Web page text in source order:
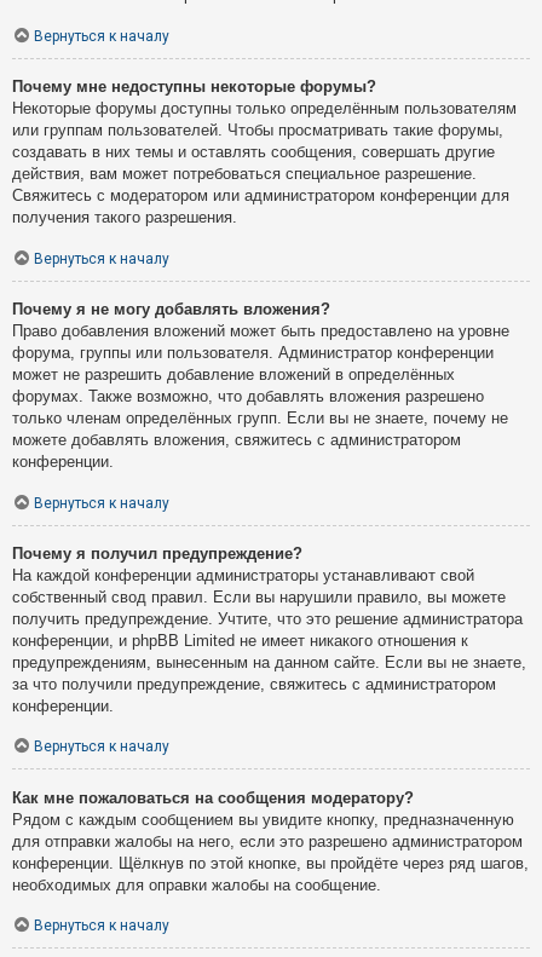
Вернуться к началу
Почему мне недоступны некоторые форумы?
Некоторые форумы доступны только определённым пользователям
или группам пользователей. Чтобы просматривать такие форумы,
создавать в них темы и оставлять сообщения, совершать другие
действия, вам может потребоваться специальное разрешение.
Свяжитесь с модератором или администратором конференции для
получения такого разрешения.
Вернуться к началу
Почему я не могу добавлять вложения?
Право добавления вложений может быть предоставлено на уровне
форума, группы или пользователя. Администратор конференции
может не разрешить добавление вложений в определённых
форумах. Также возможно, что добавлять вложения разрешено
только членам определённых групп. Если вы не знаете, почему не
можете добавлять вложения, свяжитесь с администратором
конференции.
Вернуться к началу
Почему я получил предупреждение?
На каждой конференции администраторы устанавливают свой
собственный свод правил. Если вы нарушили правило, вы можете
получить предупреждение. Учтите, что это решение администратора
конференции, и phpBB Limited не имеет никакого отношения к
предупреждениям, вынесенным на данном сайте. Если вы не знаете,
за что получили предупреждение, свяжитесь с администратором
конференции.
Вернуться к началу
Как мне пожаловаться на сообщения модератору?
Рядом с каждым сообщением вы увидите кнопку, предназначенную
для отправки жалобы на него, если это разрешено администратором
конференции. Щёлкнув по этой кнопке, вы пройдёте через ряд шагов,
необходимых для оправки жалобы на сообщение.
Вернуться к началу